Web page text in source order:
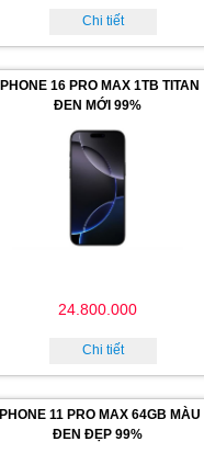
Chi tiết
IPHONE 16 PRO MAX 1TB TITAN
ĐEN MỚI 99%
24.800.000
Chi tiết
IPHONE 11 PRO MAX 64GB MÀU
ĐEN ĐẸP 99%